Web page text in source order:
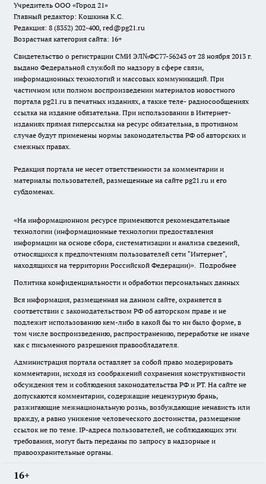
Учредитель ООО «Город 21»
Главный редактор: Кошкина К.С.
Редакция: 8 (8352) 202-400, red@pg21.ru
Возрастная категория сайта: 16+
Свидетельство о регистрации СМИ ЭЛ№ФС77-56243 от 28 ноября 2013 г.
выдано Федеральной службой по надзору в сфере связи,
информационных технологий и массовых коммуникаций. При
частичном или полном воспроизведении материалов новостного
портала pg21.ru в печатных изданиях, а также теле- радиосообщениях
ссылка на издание обязательна. При использовании в Интернет-
изданиях прямая гиперссылка на ресурс обязательна, в противном
случае будут применены нормы законодательства РФ об авторских и
смежных правах.
Редакция портала не несет ответственности за комментарии и
материалы пользователей, размещенные на сайте pg21.ru и его
субдоменах.
«На информационном ресурсе применяются рекомендательные
технологии (информационные технологии предоставления
информации на основе сбора, систематизации и анализа сведений,
относящихся к предпочтениям пользователей сети "Интернет",
находящихся на территории Российской Федерации)». Подробнее
Политика конфиденциальности и обработки персональных данных
Вся информация, размещенная на данном сайте, охраняется в
соответствии с законодательством РФ об авторском праве и не
подлежит использованию кем-либо в какой бы то ни было форме, в
том числе воспроизведению, распространению, переработке не иначе
как с письменного разрешения правообладателя.
Администрация портала оставляет за собой право модерировать
комментарии, исходя из соображений сохранения конструктивности
обсуждения тем и соблюдения законодательства РФ и РТ. На сайте не
допускаются комментарии, содержащие нецензурную брань,
разжигающие межнациональную рознь, возбуждающие ненависть или
вражду, а равно унижение человеческого достоинства, размещение
ссылок не по теме. IP-адреса пользователей, не соблюдающих эти
требования, могут быть переданы по запросу в надзорные и
правоохранительные органы.
16+